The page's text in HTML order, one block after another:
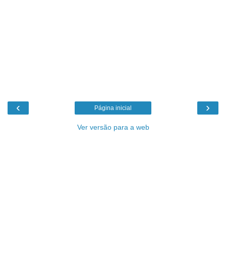
‹ ›
Página inicial
Ver versão para a web